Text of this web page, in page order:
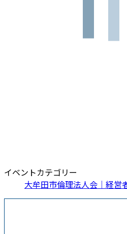
イベントカテゴリー
大牟田市倫理法人会｜経営